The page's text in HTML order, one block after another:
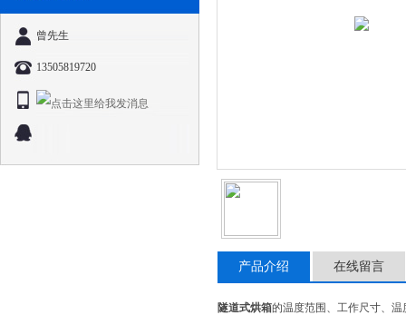
曾先生
13505819720
产品介绍 在线留言
隧道式烘箱的温度范围、工作尺寸、